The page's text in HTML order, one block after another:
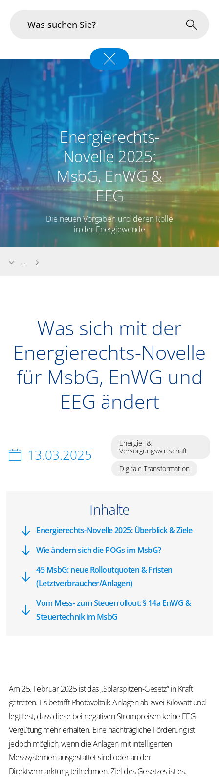
Im Fokus
Portfolio
Infrastruktur & Betrieb
Über uns
Karriere
Blog
Energierechts-
Novelle 2025:
MsbG, EnWG &
EEG
Die neuen Vorgaben und deren Rolle
in der Energiewende
...
Was sich mit der
Energierechts-Novelle
für MsbG, EnWG und
EEG ändert
13.03.2025
Energie- &
Versorgungswirtschaft
Digitale Transformation
Inhalte
Energierechts-Novelle 2025: Überblick & Ziele
Wie ändern sich die POGs im MsbG?
45 MsbG: neue Rolloutquoten & Fristen
(Letztverbraucher/Anlagen)
Vom Mess- zum Steuerrollout: § 14a EnWG &
Steuertechnik im MsbG
Am 25. Februar 2025 ist das „Solarspitzen-Gesetz“ in Kraft
getreten. Es betrifft Photovoltaik-Anlagen ab zwei Kilowatt und
legt fest, dass diese bei negativen Strompreisen keine EEG-
Vergütung mehr erhalten. Eine nachträgliche Förderung ist
jedoch möglich, wenn die Anlagen mit intelligenten
Messsystemen ausgestattet sind oder an der
Direktvermarktung teilnehmen. Ziel des Gesetzes ist es,